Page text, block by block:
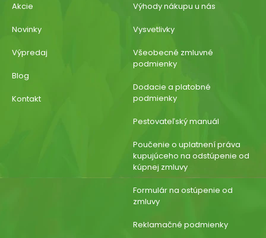
Akcie
Novinky
Výpredaj
Blog
Kontakt
Výhody nákupu u nás
Vysvetlivky
Všeobecné zmluvné
podmienky
Dodacie a platobné
podmienky
Pestovateľský manuál
Poučenie o uplatnení práva
kupujúceho na odstúpenie od
kúpnej zmluvy
Formulár na ostúpenie od
zmluvy
Reklamačné podmienky